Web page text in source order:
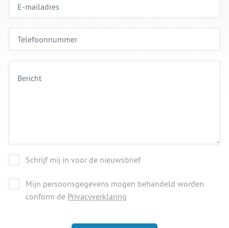
Schrijf mij in voor de nieuwsbrief
Mijn persoonsgegevens mogen behandeld worden
conform de Privacyverklaring